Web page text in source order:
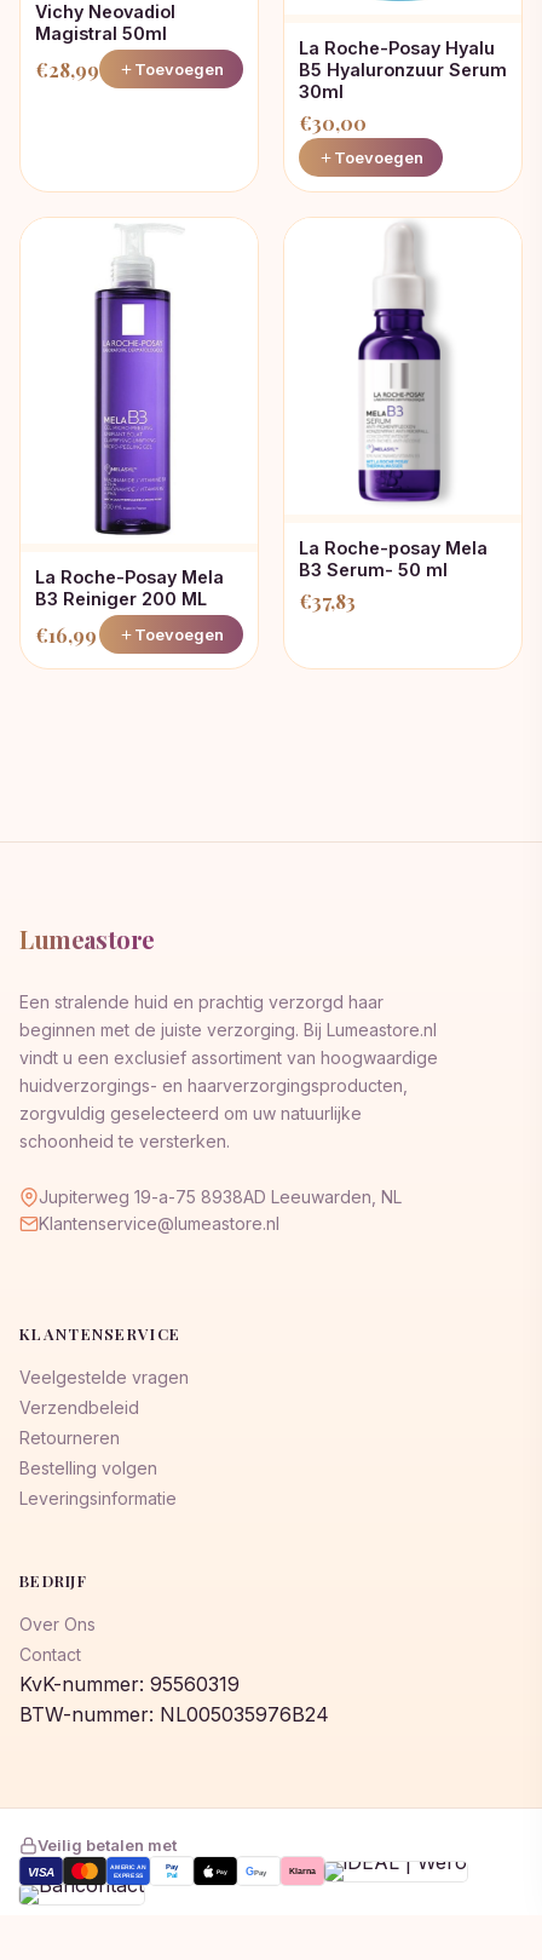
Vichy Neovadiol
Magistral 50ml
€28,99 Toevoegen
La Roche-Posay Hyalu
B5 Hyaluronzuur Serum
30ml
€30,00
Toevoegen
La Roche-Posay Mela
B3 Reiniger 200 ML
€16,99 Toevoegen
La Roche-posay Mela
B3 Serum- 50 ml
€37,83
Lumeastore
Een stralende huid en prachtig verzorgd haar
beginnen met de juiste verzorging. Bij Lumeastore.nl
vindt u een exclusief assortiment van hoogwaardige
huidverzorgings- en haarverzorgingsproducten,
zorgvuldig geselecteerd om uw natuurlijke
schoonheid te versterken.
Jupiterweg 19-a-75 8938AD Leeuwarden, NL
Klantenservice@lumeastore.nl
KLANTENSERVICE
Veelgestelde vragen
Verzendbeleid
Retourneren
Bestelling volgen
Leveringsinformatie
BEDRIJF
Over Ons
Contact
KvK-nummer: 95560319
BTW-nummer: NL005035976B24
Veilig betalen met
VISA AMERICAN
EXPRESS
Pay
Pal Pay GPay Klarna